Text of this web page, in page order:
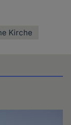
Kirche